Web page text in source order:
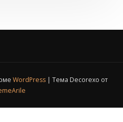
WordPress | Тема Decorexo от